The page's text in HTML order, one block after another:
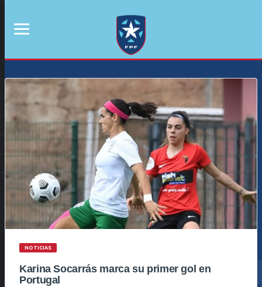
NOTICIAS
Karina Socarrás marca su primer gol en
Portugal